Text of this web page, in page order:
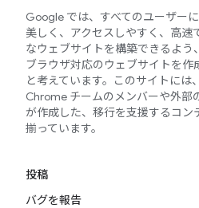
Google では、すべてのユーザーに
美しく、アクセスしやすく、高速
なウェブサイトを構築できるよう
ブラウザ対応のウェブサイトを作
と考えています。このサイトには、
Chrome チームのメンバーや外部
が作成した、移行を支援するコン
揃っています。
投稿
バグを報告